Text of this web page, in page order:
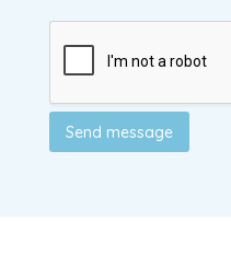
Send message